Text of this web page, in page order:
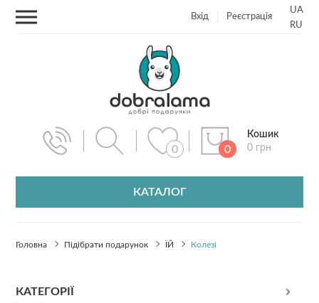
Вхід Реєстрація
UA
RU
0 0
Кошик
0 грн
КАТАЛОГ
Головна Підібрати подарунок ЇЙ Колезі
КАТЕГОРІЇ